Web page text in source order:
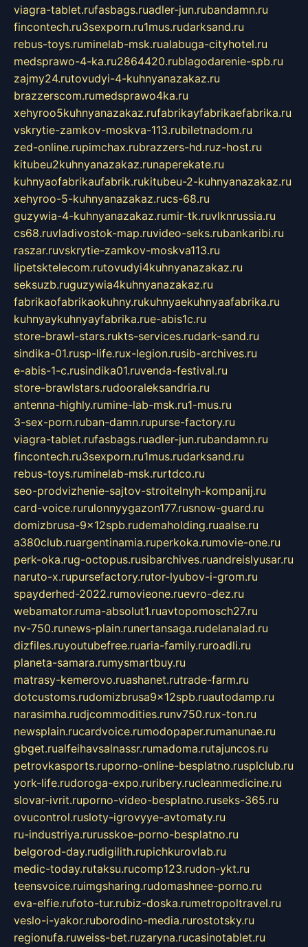
viagra-tablet.rufasbags.ruadler-jun.rubandamn.ru
fincontech.ru3sexporn.ru1mus.rudarksand.ru
rebus-toys.ruminelab-msk.rualabuga-cityhotel.ru
medsprawo-4-ka.ru2864420.rublagodarenie-spb.ru
zajmy24.rutovudyi-4-kuhnyanazakaz.ru
brazzerscom.rumedsprawo4ka.ru
xehyroo5kuhnyanazakaz.rufabrikayfabrikaefabrika.ru
vskrytie-zamkov-moskva-113.rubiletnadom.ru
zed-online.rupimchax.rubrazzers-hd.ruz-host.ru
kitubeu2kuhnyanazakaz.runaperekate.ru
kuhnyaofabrikaufabrik.rukitubeu-2-kuhnyanazakaz.ru
xehyroo-5-kuhnyanazakaz.rucs-68.ru
guzywia-4-kuhnyanazakaz.rumir-tk.ruvlknrussia.ru
cs68.ruvladivostok-map.ruvideo-seks.rubankaribi.ru
raszar.ruvskrytie-zamkov-moskva113.ru
lipetsktelecom.rutovudyi4kuhnyanazakaz.ru
seksuzb.ruguzywia4kuhnyanazakaz.ru
fabrikaofabrikaokuhny.rukuhnyaekuhnyaafabrika.ru
kuhnyaykuhnyayfabrika.rue-abis1c.ru
store-brawl-stars.rukts-services.rudark-sand.ru
sindika-01.rusp-life.rux-legion.rusib-archives.ru
e-abis-1-c.rusindika01.ruvenda-festival.ru
store-brawlstars.rudooraleksandria.ru
antenna-highly.rumine-lab-msk.ru1-mus.ru
3-sex-porn.ruban-damn.rupurse-factory.ru
viagra-tablet.rufasbags.ruadler-jun.rubandamn.ru
fincontech.ru3sexporn.ru1mus.rudarksand.ru
rebus-toys.ruminelab-msk.rurtdco.ru
seo-prodvizhenie-sajtov-stroitelnyh-kompanij.ru
card-voice.rurulonnyygazon177.rusnow-guard.ru
domizbrusa-9x12spb.rudemaholding.ruaalse.ru
a380club.ruargentinamia.ruperkoka.rumovie-one.ru
perk-oka.rug-octopus.rusibarchives.ruandreislyusar.ru
naruto-x.rupursefactory.rutor-lyubov-i-grom.ru
spayderhed-2022.rumovieone.ruevro-dez.ru
webamator.ruma-absolut1.ruavtopomosch27.ru
nv-750.runews-plain.runertansaga.rudelanalad.ru
dizfiles.ruyoutubefree.ruaria-family.ruroadli.ru
planeta-samara.rumysmartbuy.ru
matrasy-kemerovo.ruashanet.rutrade-farm.ru
dotcustoms.rudomizbrusa9x12spb.ruautodamp.ru
narasimha.rudjcommodities.runv750.rux-ton.ru
newsplain.rucardvoice.rumodopaper.rumanunae.ru
gbget.rualfeihavsalnassr.rumadoma.rutajuncos.ru
petrovkasports.ruporno-online-besplatno.rusplclub.ru
york-life.rudoroga-expo.ruribery.rucleanmedicine.ru
slovar-ivrit.ruporno-video-besplatno.ruseks-365.ru
ovucontrol.rusloty-igrovyye-avtomaty.ru
ru-industriya.rurusskoe-porno-besplatno.ru
belgorod-day.rudigilith.rupichkurovlab.ru
medic-today.rutaksu.rucomp123.rudon-ykt.ru
teensvoice.ruimgsharing.rudomashnee-porno.ru
eva-elfie.rufoto-tur.rubiz-doska.rumetropoltravel.ru
veslo-i-yakor.ruborodino-media.rurostotsky.ru
regionufa.ruweiss-bet.ruzaryna.rucasinotablet.ru